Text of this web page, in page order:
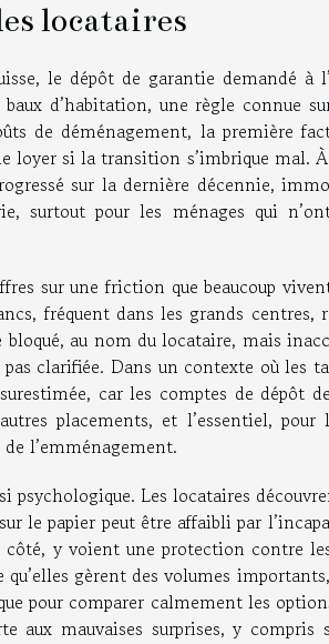
locataires
le dépôt de garantie demandé à
d’habitation, une règle connue
de déménagement, la première
loyer si la transition s’imbrique mal.
sur la dernière décennie,
pour les ménages qui n’ont
sur une friction que beaucoup
fréquent dans les grands centres,
au nom du locataire, mais
clarifiée. Dans un contexte où les
car les comptes de dépôt
placements, et l’essentiel,
l’emménagement.
psychologique. Les locataires
le papier peut être affaibli par
y voient une protection contre
gèrent des volumes
pour comparer calmement les
aux mauvaises surprises, y compris